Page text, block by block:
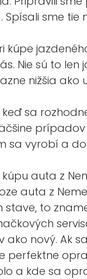
Spísali sme
kúpe
Nie sú to
nižšia ako
sa
sa vyrobí a
auta z
auta z
to
nový. Ak
perfektne
a kde sa